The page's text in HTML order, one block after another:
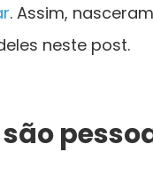
. Assim,
neste post.